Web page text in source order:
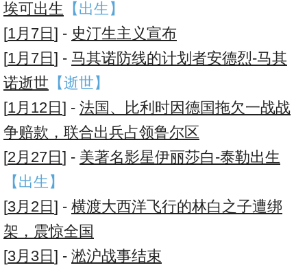
埃可出生 【出生】
[1月7日 ] - 史汀生主义宣布
[1月7日 ] - 马其诺防线的计划者安德烈-马其
诺逝世 【逝世】
[1月12日 ] - 法国、比利时因德国拖欠一战战
争赔款，联合出兵占领鲁尔区
[2月27日 ] - 美著名影星伊丽莎白-泰勒出生
【出生】
[3月2日 ] - 横渡大西洋飞行的林白之子遭绑
架，震惊全国
[3月3日 ] - 淞沪战事结束